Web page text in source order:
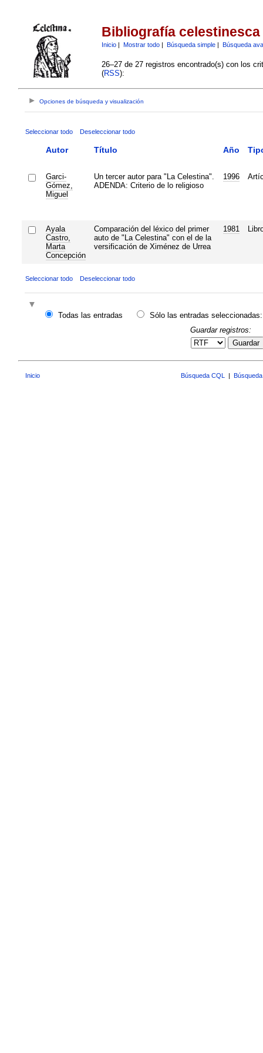
Bibliografía celestinesca
Inicio| Mostrar todo| Búsqueda simple| Búsqueda
26–27 de 27 registros encontrado(s) con los
(RSS):
Opciones de búsqueda y visualización
Seleccionar todo Deseleccionar todo
Autor Título Año
Garci-
Gómez,
Miguel
Un tercer autor para "La Celestina".
ADENDA: Criterio de lo religioso
1996
Ayala
Castro,
Marta
Concepción
Comparación del léxico del primer
auto de "La Celestina" con el de la
versificación de Ximénez de Urrea
1981
Seleccionar todo Deseleccionar todo
Todas las entradas
Sólo las entradas seleccionadas:
Guardar registros:
Guardar
Inicio Búsqueda CQL